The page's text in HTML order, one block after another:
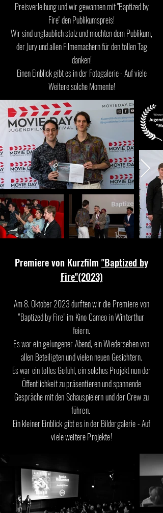
Preisverleihung und wir gewannen mit "Baptized by
Fire" den Publikumspreis!
Wir sind unglaublich stolz und möchten dem Publikum,
der Jury und allen Filmemachern für den tollen Tag
danken!
Einen Einblick gibt es in der Fotogalerie - Auf viele
Weitere solche Momente!
Premiere von Kurzfilm "Baptized by
Fire"(2023)
Am 8. Oktober 2023durften wir die Premiere von
"Baptized by Fire" im Kino Cameo in Winterthur
feiern.
Es war ein gelungener Abend, ein Wiedersehen von
allen Beteiligten und vielen neuen Gesichtern.
Es war ein tolles Gefühl, ein solches Projekt nun der
Öffentlichkeit zu präsentieren und spannende
Gespräche mit den Schauspielern und der Crew zu
führen.
Ein kleiner Einblick gibt es in derBildergalerie- Auf
viele weitere Projekte!